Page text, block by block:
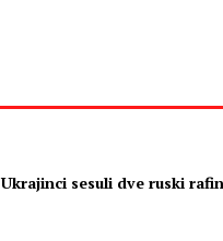
Ukrajinci sesuli dve ruski